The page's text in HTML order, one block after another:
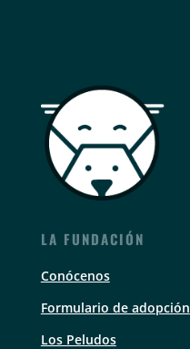
LA FUNDACIÓN
Conócenos
Formulario de adopción
Los Peludos